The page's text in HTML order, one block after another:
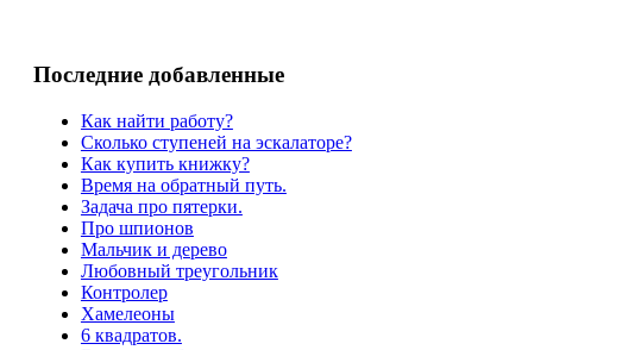
Последние добавленные
Как найти работу?
Сколько ступеней на эскалаторе?
Как купить книжку?
Время на обратный путь.
Задача про пятерки.
Про шпионов
Мальчик и дерево
Любовный треугольник
Контролер
Хамелеоны
6 квадратов.